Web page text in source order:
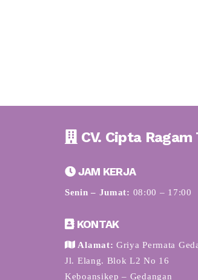
CV. Cipta
JAM KERJA
Senin – Jumat: 08:00 – 17:00
KONTAK
Alamat: Griya Permata
Jl. Elang. Blok L2 No 16
Keboansikep – Gedangan